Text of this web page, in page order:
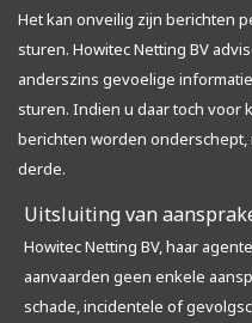
Het kan onveilig zijn berichten
sturen. Howitec Netting BV
anderszins gevoelige
sturen. Indien u daar toch voor
berichten worden
derde.
Uitsluiting van
Howitec Netting BV, haar
aanvaarden geen enkele
schade, incidentele of